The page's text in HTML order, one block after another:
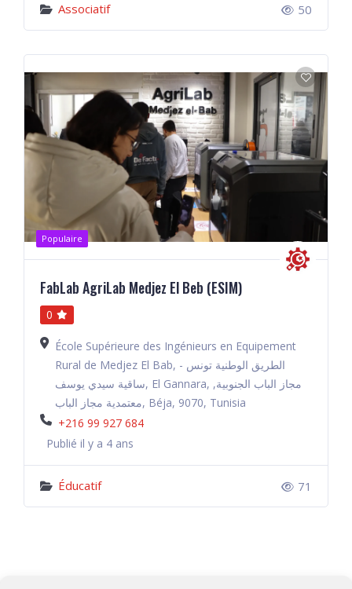
Associatif 50
Populaire
FabLab AgriLab Medjez El Beb (ESIM)
0
École Supérieure des Ingénieurs en Equipement
Rural de Medjez El Bab, الطريق الوطنية تونس -
ساقية سيدي يوسف, El Gannara, مجاز الباب الجنوبية,
معتمدية مجاز الباب, Béja, 9070, Tunisia
+216 99 927 684
Publié il y a 4 ans
Éducatif 71